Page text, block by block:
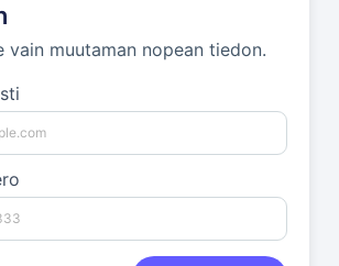
vain muutaman nopean tiedon.